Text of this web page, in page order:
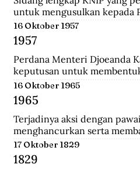
untuk mengusulkan kepada
diberi hak legislatif selama
terbentuk.
16 Oktober 1957
1957
Perdana Menteri Djoeanda
keputusan untuk
Pembebasan Irian Barat di
Jakarta telah berlangsung
diikuti oleh 100.000 orang
pembebasan Irian Barat.
16 Oktober 1965
1965
Terjadinya aksi dengan
menghancurkan serta
Daerah Besar PKI di Jalan
17 Oktober 1829
1829